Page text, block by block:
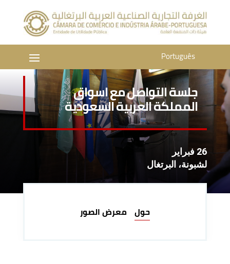
Português
جلسة التواصل مع اسواق
المملكة العربية السعودية
26 فبراير
لشبونة، البرتغال
حول معرض الصور